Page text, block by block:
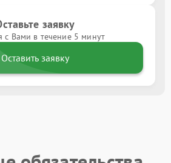
заявку
с Вами в течение 5 минут
Оставить заявку